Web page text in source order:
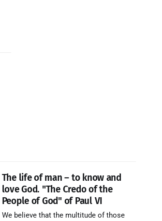
The life of man – to know and
love God. "The Credo of the
People of God" of Paul VI
We believe that the multitude of those